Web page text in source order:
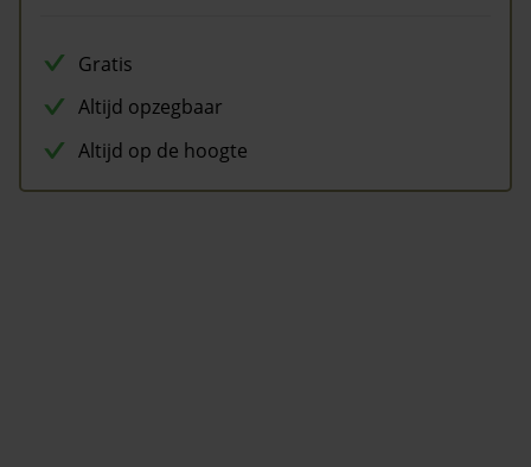
Gratis
Altijd opzegbaar
Altijd op de hoogte